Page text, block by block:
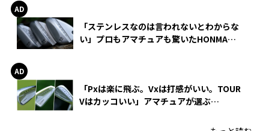
「ステンレスなのは言われないとわからな
い」プロもアマチュアも驚いたHONMA
「Pxは楽に飛ぶ。Vxは打感がいい。TOUR
Vはカッコいい」アマチュアが選ぶ